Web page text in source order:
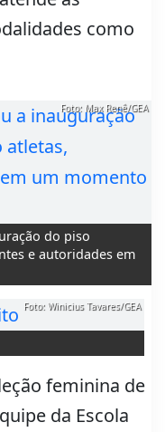
como
do piso
e autoridades em
Foto: Max Renê/GEA
Foto: Winicius Tavares/GEA
feminina de
da Escola